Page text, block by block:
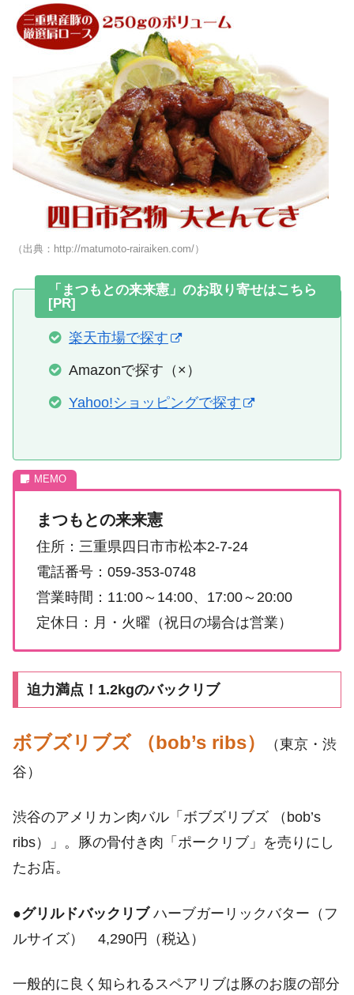
（出典：http://matumoto-rairaiken.com/）
「まつもとの来来憲」のお取り寄せはこちら
[PR]
楽天市場で探す
Amazonで探す（×）
Yahoo!ショッピングで探す
まつもとの来来憲
住所：三重県四日市市松本2-7-24
電話番号：059-353-0748
営業時間：11:00～14:00、17:00～20:00
定休日：月・火曜（祝日の場合は営業）
迫力満点！1.2kgのバックリブ
ボブズリブズ （bob’s ribs）
（東京・渋
谷）
渋谷のアメリカン肉バル「ボブズリブズ （bob’s
ribs）」。豚の骨付き肉「ポークリブ」を売りにし
たお店。
●グリルドバックリブハーブガーリックバター（フ
ルサイズ） 4,290円（税込）
一般的に良く知られるスペアリブは豚のお腹の部分